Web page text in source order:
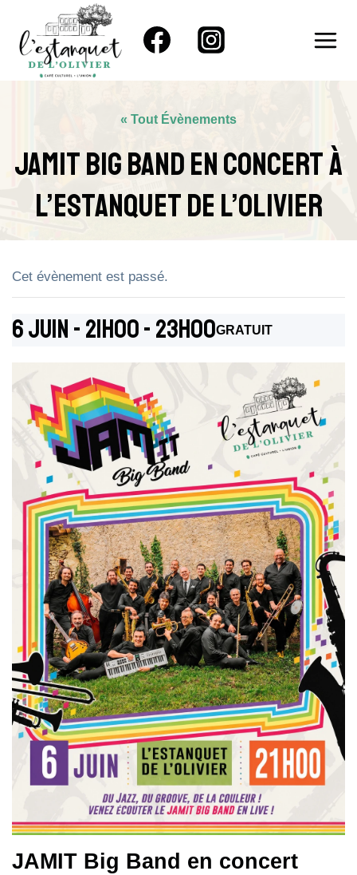
contenu
« Tout Évènements
JAMIT Big Band En Concert À
L’Estanquet De L’Olivier
Cet évènement est passé.
6 Juin - 21h00- 23h00GRATUIT
JAMIT Big Band en concert